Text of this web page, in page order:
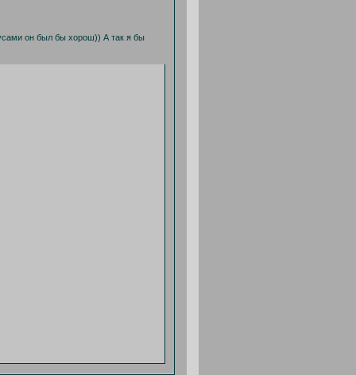
он был бы хорош)) А так я бы